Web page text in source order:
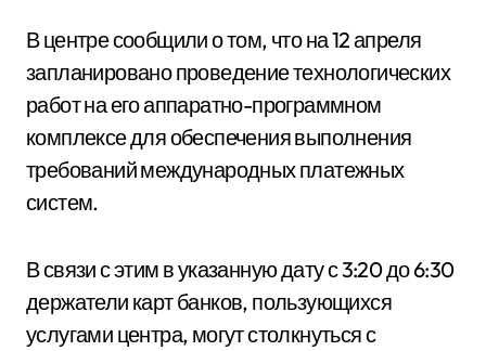
В центре сообщили о том, что на 12 апреля
запланировано проведение технологических
работ на его аппаратно-программном
комплексе для обеспечения выполнения
требований международных платежных
систем.
В связи с этим в указанную дату с 3:20 до 6:30
держатели карт банков, пользующихся
услугами центра, могут столкнуться с